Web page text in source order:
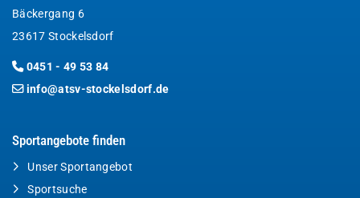
Bäckergang 6
23617 Stockelsdorf
0451 - 49 53 84
info@atsv-stockelsdorf.de
Sportangebote finden
Unser Sportangebot
Sportsuche